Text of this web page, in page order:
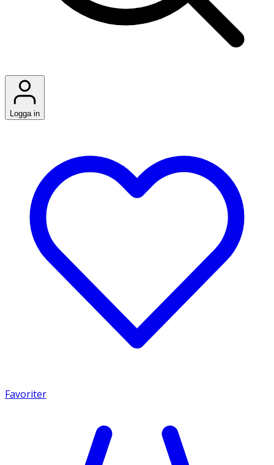
Logga in
Favoriter